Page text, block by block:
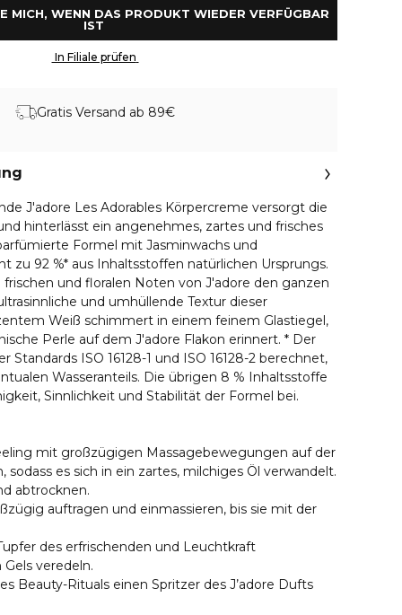
MICH, WENN DAS PRODUKT WIEDER VERFÜGBAR
Gratis Versand ab 89€
J'adore Les Adorables Körpercreme versorgt die
hinterlässt ein angenehmes, zartes und frisches
Formel mit Jasminwachs und
zu 92 %* aus Inhaltsstoffen natürlichen Ursprungs.
frischen und floralen Noten von J'adore den ganzen
und umhüllende Textur dieser
Weiß schimmert in einem feinem Glastiegel,
Perle auf dem J'adore Flakon erinnert. * Der
Standards ISO 16128-1 und ISO 16128-2 berechnet,
Wasseranteils. Die übrigen 8 % Inhaltsstoffe
Sinnlichkeit und Stabilität der Formel bei.
mit großzügigen Massagebewegungen auf der
es sich in ein zartes, milchiges Öl verwandelt.
abtrocknen.
auftragen und einmassieren, bis sie mit der
des erfrischenden und Leuchtkraft
veredeln.
Beauty-Rituals einen Spritzer des J’adore Dufts